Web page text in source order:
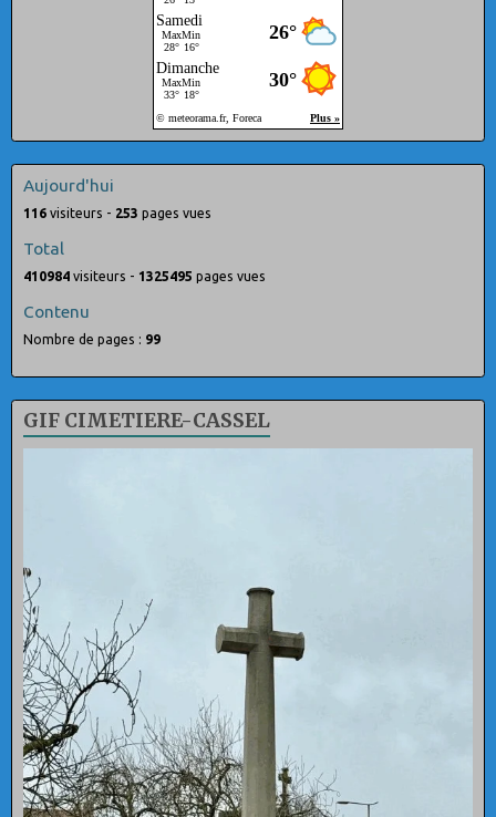
Aujourd'hui
116 visiteurs - 253 pages vues
Total
410984 visiteurs - 1325495 pages vues
Contenu
Nombre de pages : 99
GIF CIMETIERE-CASSEL